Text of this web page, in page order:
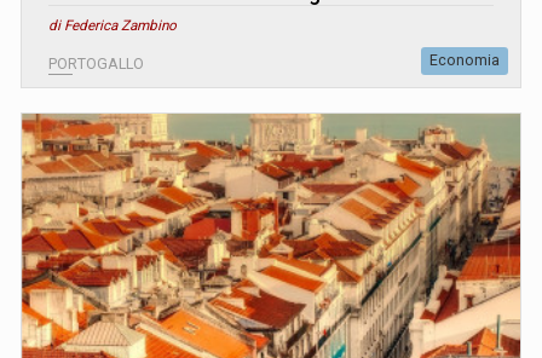
di Federica Zambino
PORTOGALLO Economia